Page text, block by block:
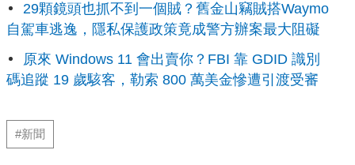
29顆鏡頭也抓不到一個賊？舊金山竊賊搭Waymo
自駕車逃逸，隱私保護政策竟成警方辦案最大阻礙
原來 Windows 11 會出賣你？FBI 靠 GDID 識別
碼追蹤 19 歲駭客，勒索 800 萬美金慘遭引渡受審
#新聞